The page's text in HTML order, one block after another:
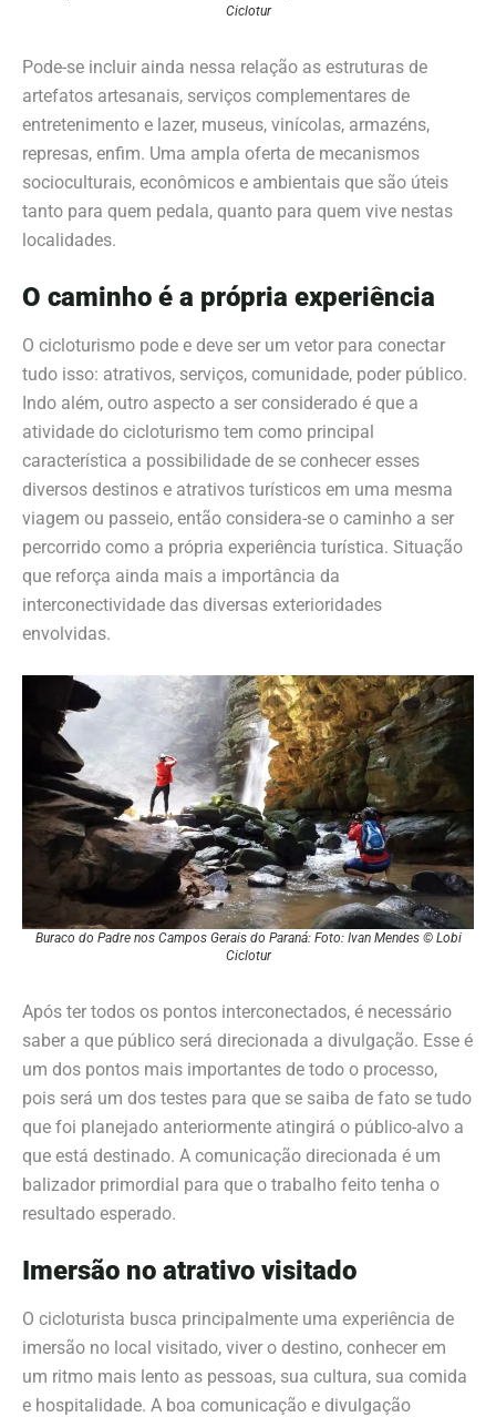
Ciclotur
Pode-se incluir ainda nessa relação as estruturas de
artefatos artesanais, serviços complementares de
entretenimento e lazer, museus, vinícolas, armazéns,
represas, enfim. Uma ampla oferta de mecanismos
socioculturais, econômicos e ambientais que são úteis
tanto para quem pedala, quanto para quem vive nestas
localidades.
O caminho é a própria experiência
O cicloturismo pode e deve ser um vetor para conectar
tudo isso: atrativos, serviços, comunidade, poder público.
Indo além, outro aspecto a ser considerado é que a
atividade do cicloturismo tem como principal
característica a possibilidade de se conhecer esses
diversos destinos e atrativos turísticos em uma mesma
viagem ou passeio, então considera-se o caminho a ser
percorrido como a própria experiência turística. Situação
que reforça ainda mais a importância da
interconectividade das diversas exterioridades
envolvidas.
Buraco do Padre nos Campos Gerais do Paraná: Foto: Ivan Mendes © Lobi
Ciclotur
Após ter todos os pontos interconectados, é necessário
saber a que público será direcionada a divulgação. Esse é
um dos pontos mais importantes de todo o processo,
pois será um dos testes para que se saiba de fato se tudo
que foi planejado anteriormente atingirá o público-alvo a
que está destinado. A comunicação direcionada é um
balizador primordial para que o trabalho feito tenha o
resultado esperado.
Imersão no atrativo visitado
O cicloturista busca principalmente uma experiência de
imersão no local visitado, viver o destino, conhecer em
um ritmo mais lento as pessoas, sua cultura, sua comida
e hospitalidade. A boa comunicação e divulgação